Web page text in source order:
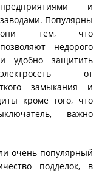
предприятиями и
заводами. Популярны
они тем, что
позволяют недорого
и удобно защитить
электросеть от
замыкания и
кроме того, что
важно
очень популярный
подделок, в